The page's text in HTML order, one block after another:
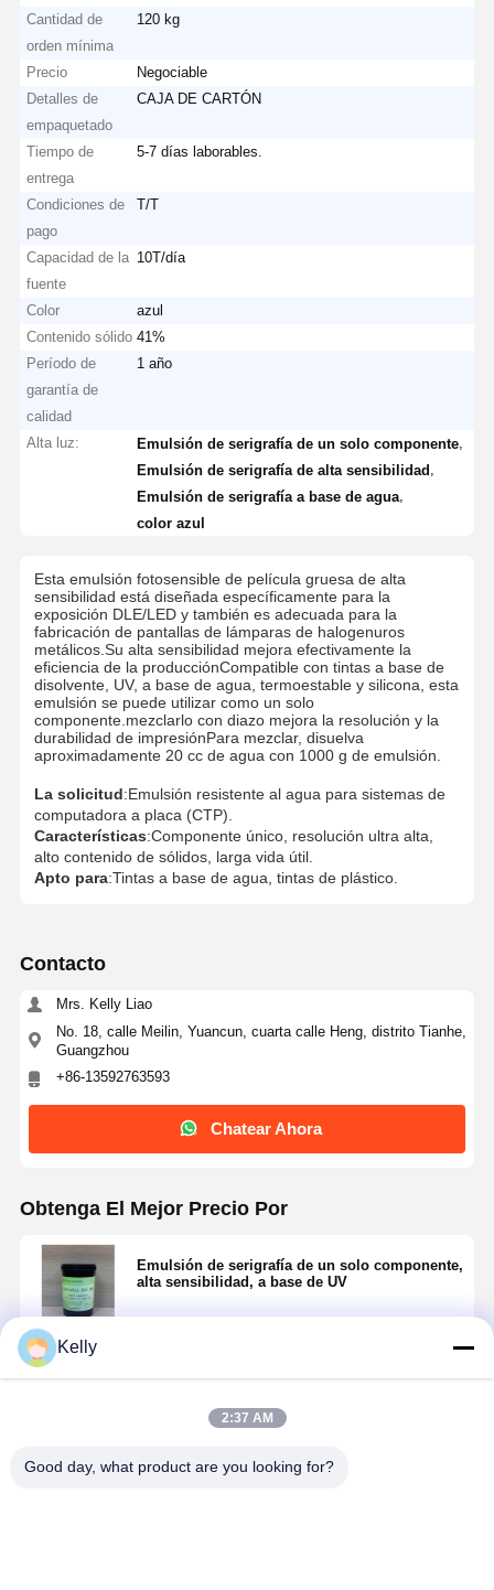
Cantidad de
orden mínima
120 kg
Precio
Negociable
Detalles de
empaquetado
CAJA DE CARTÓN
Tiempo de
entrega
5-7 días laborables.
Condiciones de
pago
T/T
Capacidad de la
fuente
10T/día
Color
azul
Contenido sólido 41%
Período de
garantía de
calidad
1 año
Alta luz: Emulsión de serigrafía de un solo componente
Emulsión de serigrafía de alta sensibilidad
Emulsión de serigrafía a base de agua
color azul
Esta emulsión fotosensible de película gruesa de alta
sensibilidad está diseñada específicamente para la
exposición DLE/LED y también es adecuada para la
fabricación de pantallas de lámparas de halogenuros
metálicos.Su alta sensibilidad mejora efectivamente la
eficiencia de la producciónCompatible con tintas a base de
disolvente, UV, a base de agua, termoestable y silicona, esta
emulsión se puede utilizar como un solo
componente.mezclarlo con diazo mejora la resolución y la
durabilidad de impresiónPara mezclar, disuelva
aproximadamente 20 cc de agua con 1000 g de emulsión.
La solicitud:Emulsión resistente al agua para sistemas de
computadora a placa (CTP).
Características:Componente único, resolución ultra alta,
alto contenido de sólidos, larga vida útil.
Apto para:Tintas a base de agua, tintas de plástico.
Contacto
Mrs. Kelly Liao
No. 18, calle Meilin, Yuancun, cuarta calle Heng, distrito Tianhe,
Guangzhou
+86-13592763593
Chatear Ahora
Obtenga El Mejor Precio Por
Emulsión de serigrafía de un solo componente,
alta sensibilidad, a base de UV
Continuar
Kelly
2:37 AM
Good day, what product are you looking for?